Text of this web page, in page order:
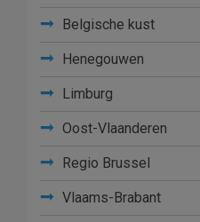
Belgische kust
Henegouwen
Limburg
Oost-Vlaanderen
Regio Brussel
Vlaams-Brabant